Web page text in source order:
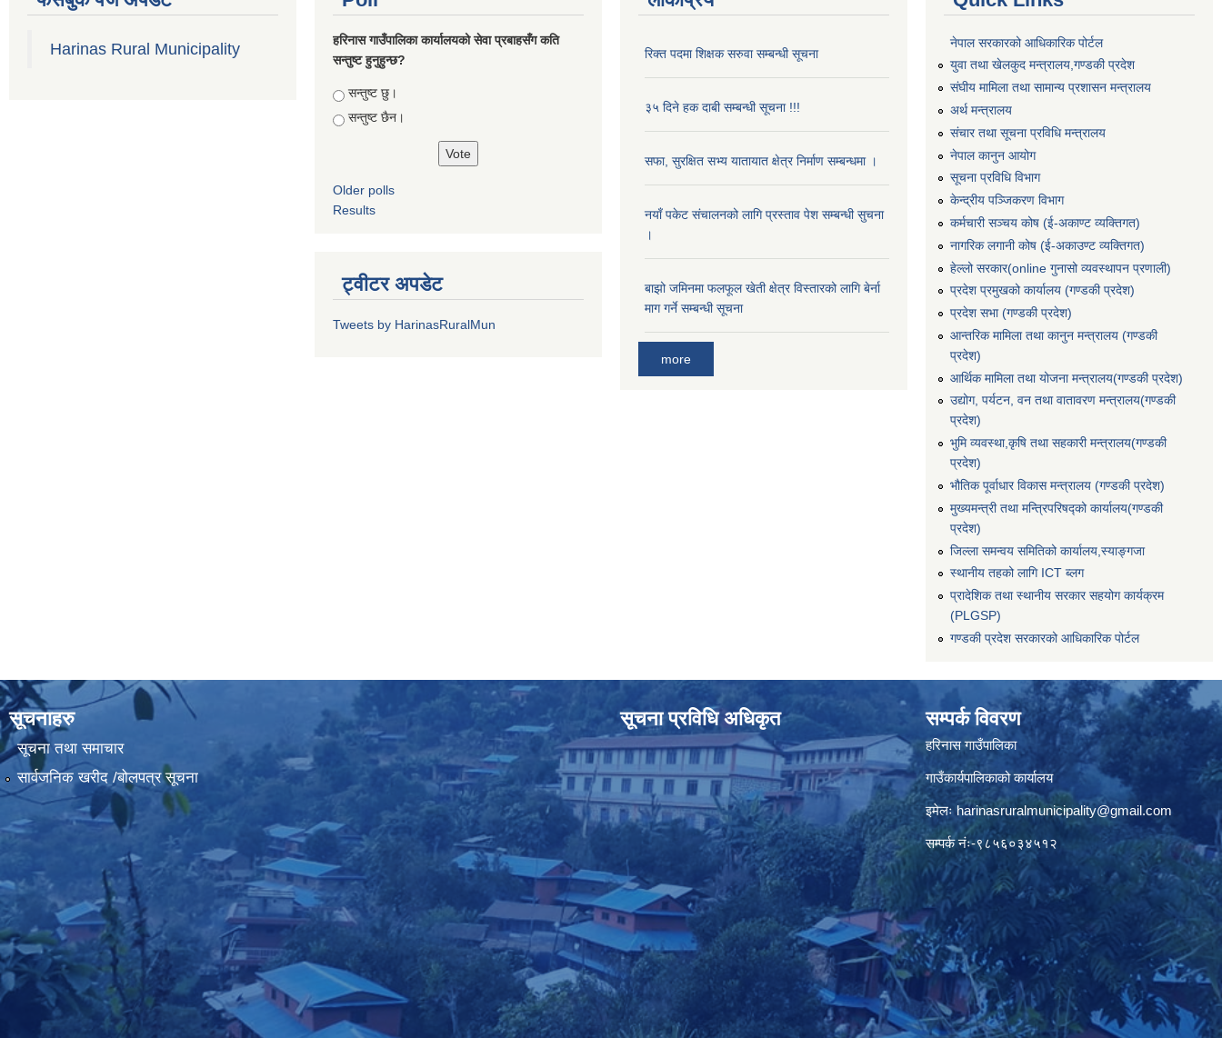
Harinas Rural Municipality
हरिनास गाउँपालिका कार्यालयको सेवा प्रबाहसँग कति
सन्तुष्ट हुनुहुन्छ?
Choices
सन्तुष्ट छु।
सन्तुष्ट छैन।
Older polls
Results
ट्वीटर अपडेट
Tweets by HarinasRuralMun
रिक्त पदमा शिक्षक सरुवा सम्बन्धी सूचना
३५ दिने हक दाबी सम्बन्धी सूचना !!!
सफा, सुरक्षित सभ्य यातायात क्षेत्र निर्माण सम्बन्धमा ।
नयाँ पकेट संचालनको लागि प्रस्ताव पेश सम्बन्धी सुचना
।
बाझो जमिनमा फलफूल खेती क्षेत्र विस्तारको लागि बेर्ना
माग गर्ने सम्बन्धी सूचना
more
नेपाल सरकारको आधिकारिक पोर्टल
युवा तथा खेलकुद मन्त्रालय,गण्डकी प्रदेश
संघीय मामिला तथा सामान्य प्रशासन मन्त्रालय
अर्थ मन्त्रालय
संचार तथा सूचना प्रविधि मन्त्रालय
नेपाल कानुन आयोग
सूचना प्रविधि विभाग
केन्द्रीय पञ्जिकरण विभाग
कर्मचारी सञ्‍चय कोष (ई‍-अकाण्ट व्यक्तिगत)
नागरिक लगानी कोष (ई-अकाउण्ट व्यक्तिगत)
हेल्लो सरकार(online गुनासो व्यवस्थापन प्रणाली)
प्रदेश प्रमुखको कार्यालय (गण्डकी प्रदेश)
प्रदेश सभा (गण्डकी प्रदेश)
आन्तरिक मामिला तथा कानुन मन्त्रालय (गण्डकी
प्रदेश)
आर्थिक मामिला तथा योजना मन्त्रालय(गण्डकी प्रदेश)
उद्योग, पर्यटन, वन तथा वातावरण मन्त्रालय(गण्डकी
प्रदेश)
भुमि व्यवस्था,कृषि तथा सहकारी मन्त्रालय(गण्डकी
प्रदेश)
भौतिक पूर्वाधार विकास मन्त्रालय (गण्डकी प्रदेश)
मुख्यमन्त्री तथा मन्त्रिपरिषद्को कार्यालय(गण्डकी
प्रदेश)
जिल्ला समन्वय समितिको कार्यालय,स्याङ्गजा
स्थानीय तहको लागि ICT ब्लग
प्रादेशिक तथा स्थानीय सरकार सहयोग कार्यक्रम
(PLGSP)
गण्डकी प्रदेश सरकारको आधिकारिक पोर्टल
सूचनाहरु
सूचना तथा समाचार
सार्वजनिक खरीद /बोलपत्र सूचना
सूचना प्रविधि अधिकृत सम्पर्क विवरण
हरिनास गाउँपालिका
गाउँकार्यपालिकाको कार्यालय
इमेलःharinasruralmunicipality@gmail.com
सम्पर्क नंः-९८५६०३४५१२